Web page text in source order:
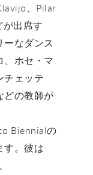
、Pilar
出席す
ーなダンス
、ホセ・マ
チェッテ
どの教師が
Biennialの
す。彼は